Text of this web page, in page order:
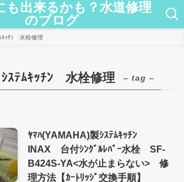
も出来るかも？水道修理
のブログ
ｷｯﾁﾝ 水栓修理
ｽﾃﾑｷｯﾁﾝ 水栓修理 – tag –
ﾔﾏﾊ(YAMAHA)製ｼｽﾃﾑｷｯﾁﾝ
INAX 台付ｼﾝｸﾞﾙﾚﾊﾞｰ水栓 SF-
B424S-YA<水が止まらない> 修
理方法【ｶｰﾄﾘｯｼﾞ交換手順】